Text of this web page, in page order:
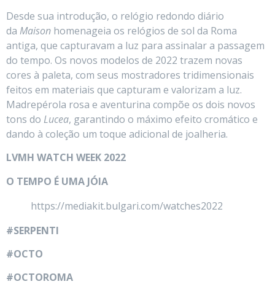
Desde sua introdução, o relógio redondo diário
da Maison homenageia os relógios de sol da Roma
antiga, que capturavam a luz para assinalar a passagem
do tempo. Os novos modelos de 2022 trazem novas
cores à paleta, com seus mostradores tridimensionais
feitos em materiais que capturam e valorizam a luz.
Madrepérola rosa e aventurina compõe os dois novos
tons do Lucea, garantindo o máximo efeito cromático e
dando à coleção um toque adicional de joalheria.
LVMH WATCH WEEK 2022
O TEMPO É UMA JÓIA
https://mediakit.bulgari.com/watches2022
#SERPENTI
#OCTO
#OCTOROMA